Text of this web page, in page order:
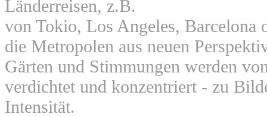
Länderreisen, z.B.
von Tokio, Los Angeles, Barcelona
die Metropolen aus neuen
Gärten und Stimmungen werden
verdichtet und konzentriert - zu
Intensität.